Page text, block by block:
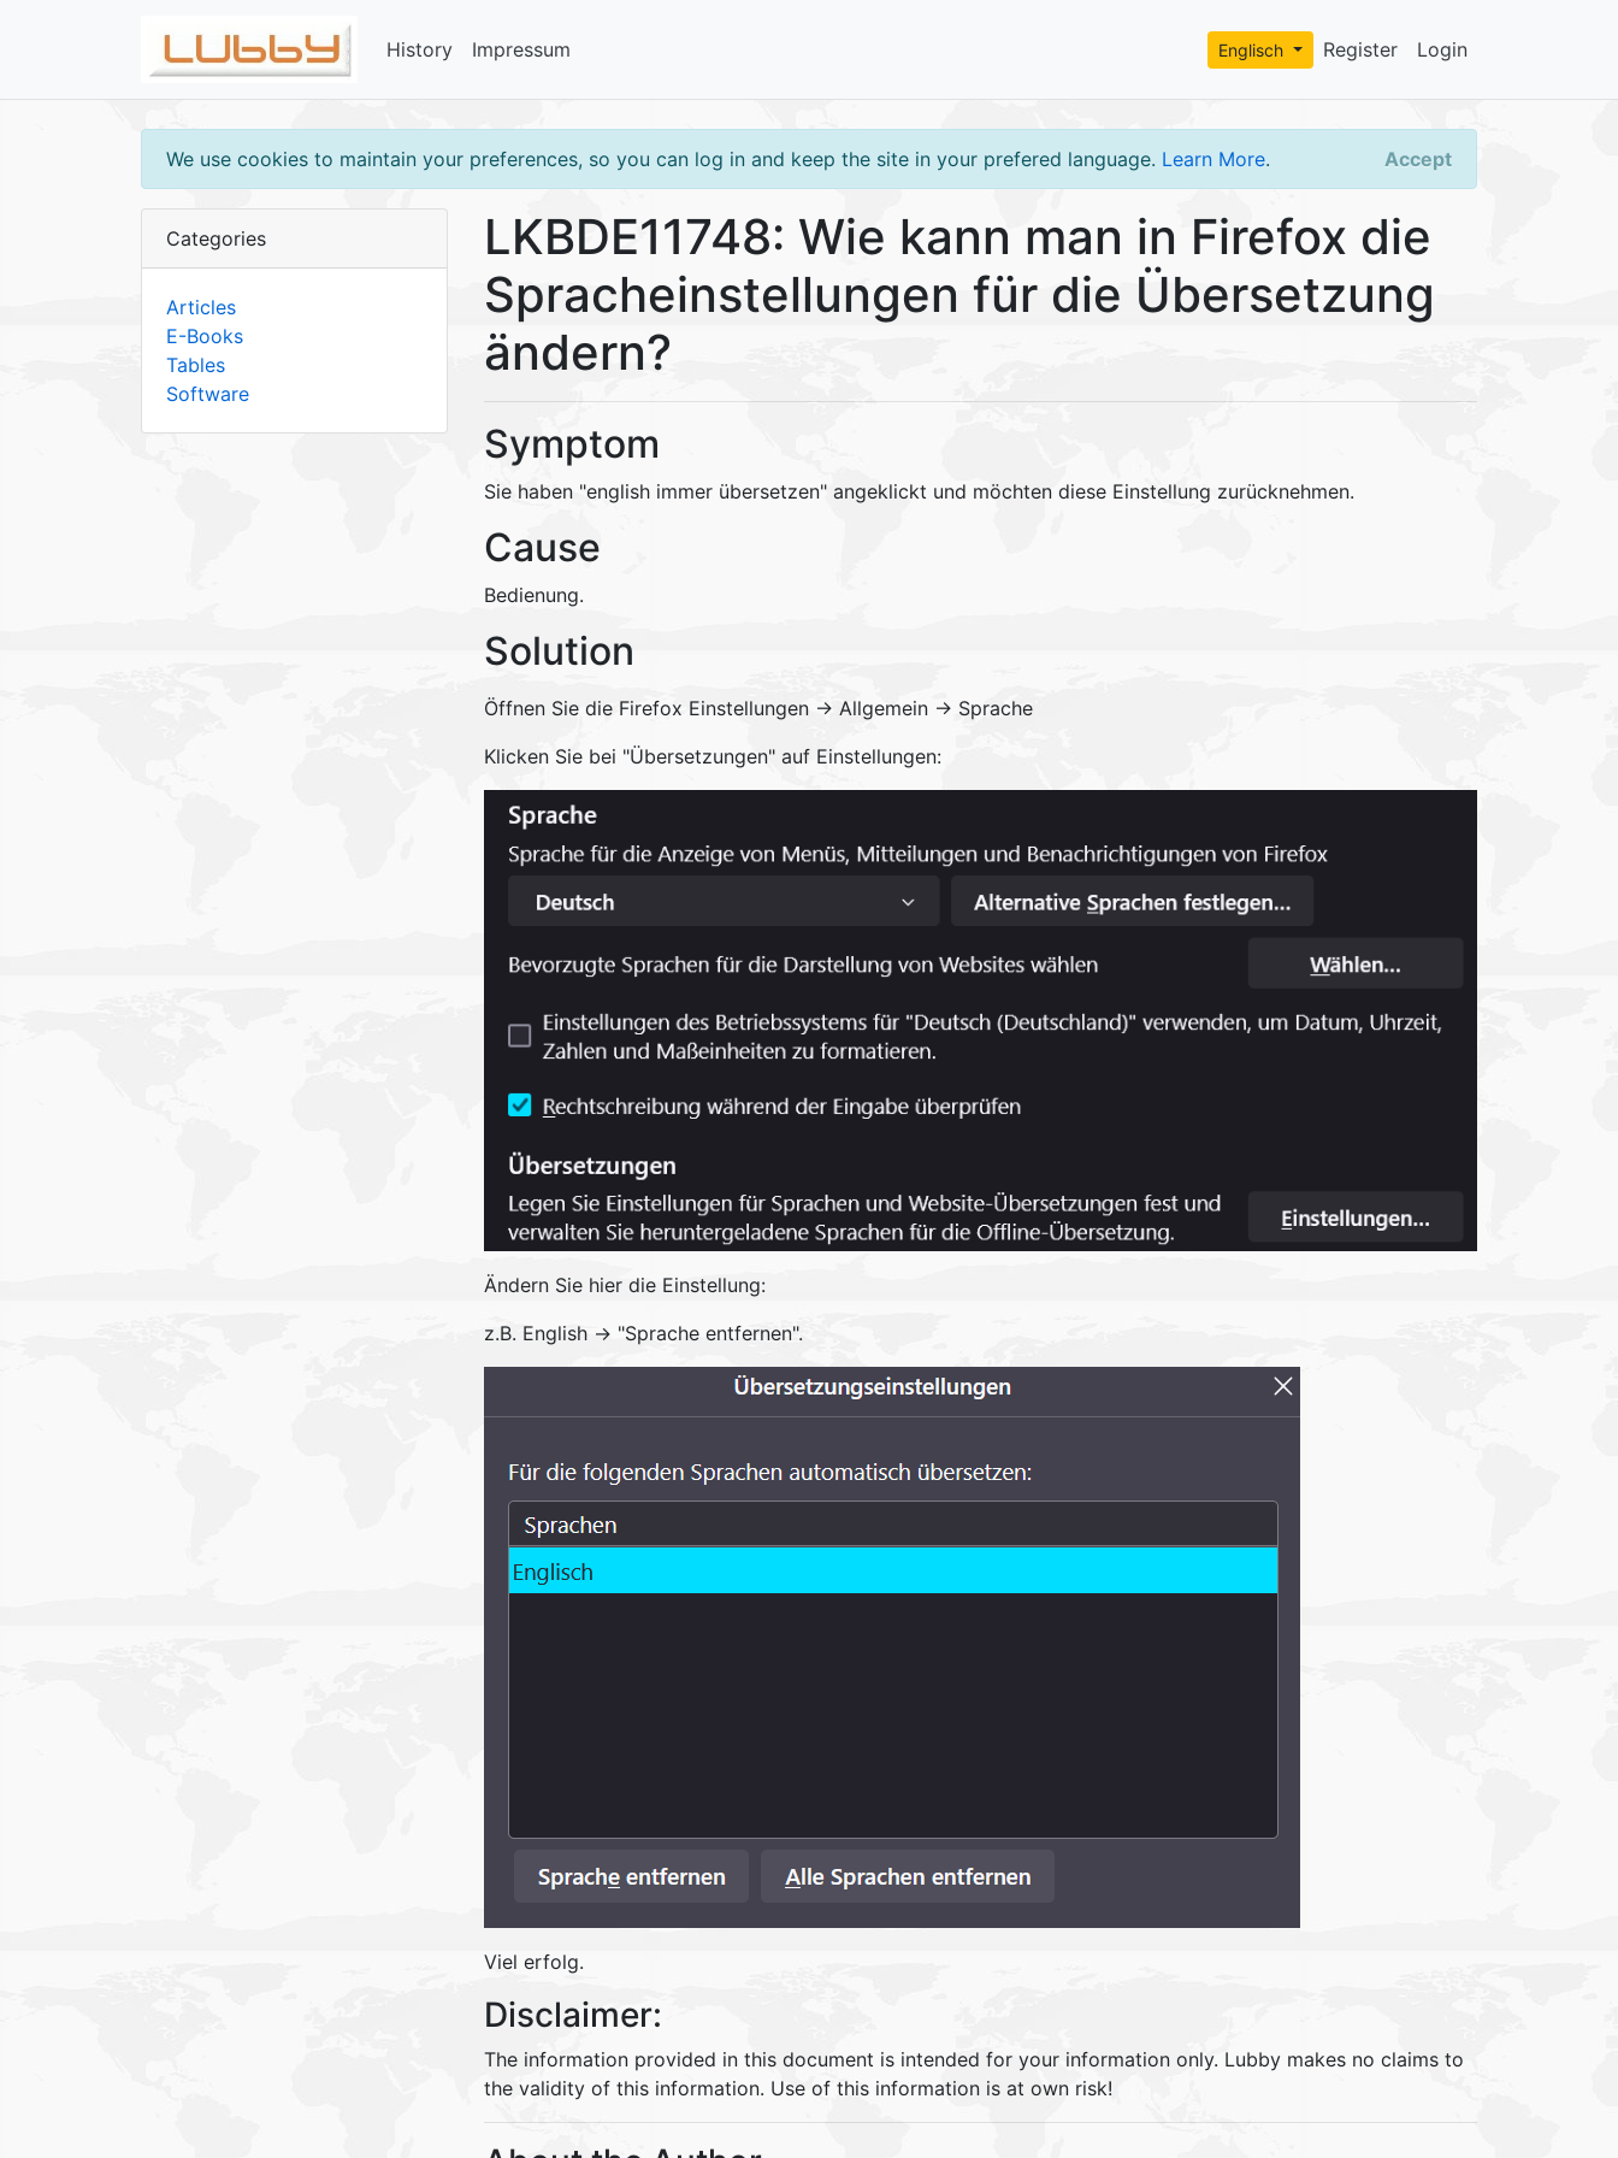
Register Login
Englisch
History Impressum
We use cookies to maintain your preferences, so you can log in and keep the site in your prefered language. Learn More. Accept
Categories
Articles
E-Books
Tables
Software
LKBDE11748: Wie kann man in Firefox die
Spracheinstellungen für die Übersetzung
ändern?
Symptom
Sie haben "english immer übersetzen" angeklickt und möchten diese Einstellung zurücknehmen.
Cause
Bedienung.
Solution
Öffnen Sie die Firefox Einstellungen -> Allgemein -> Sprache
Klicken Sie bei "Übersetzungen" auf Einstellungen:
Ändern Sie hier die Einstellung:
z.B. English -> "Sprache entfernen".
Viel erfolg.
Disclaimer:
The information provided in this document is intended for your information only. Lubby makes no claims to
the validity of this information. Use of this information is at own risk!